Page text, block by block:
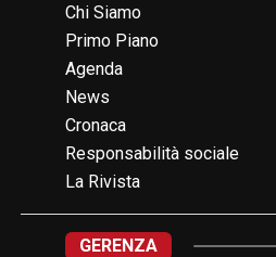
Chi Siamo
Primo Piano
Agenda
News
Cronaca
Responsabilità sociale
La Rivista
GERENZA